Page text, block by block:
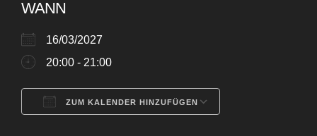
WANN
16/03/2027
20:00 - 21:00
ZUM KALENDER HINZUFÜGEN